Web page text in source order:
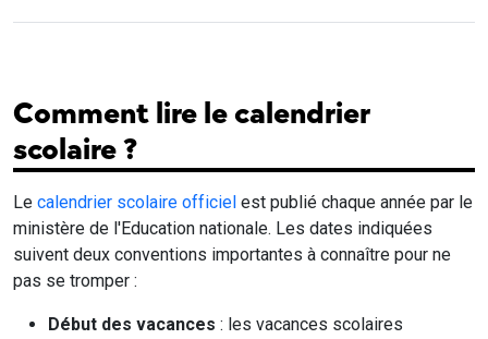
Comment lire le calendrier
scolaire ?
Le calendrier scolaire officiel est publié chaque année par le
ministère de l'Education nationale. Les dates indiquées
suivent deux conventions importantes à connaître pour ne
pas se tromper :
Début des vacances : les vacances scolaires